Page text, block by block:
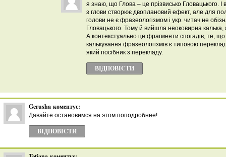
я знаю, що Глова – це прізвисько Гловацького.
з глови створює двоплановий ефект, але для
голови не є фразеологізмом і укр. читач не
Гловацького. Тому й вийшла неоковирна
А контекстуально це фрагменти спогадів, те,
калькування фразеологізмів є типовою
який посібник з перекладу.
ВІДПОВІCТИ
Gerusha коментує:
Давайте остановимся на этом поподробнее!
ВІДПОВІCТИ